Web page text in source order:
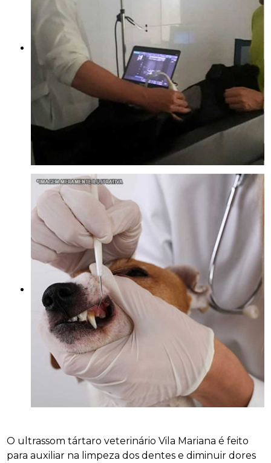
O ultrassom tártaro veterinário Vila Mariana é feito
para auxiliar na limpeza dos dentes e diminuir dores